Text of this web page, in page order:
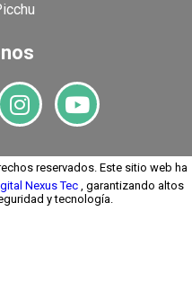
reservados. Este sitio web ha
Nexus Tec, garantizando altos
y tecnología.